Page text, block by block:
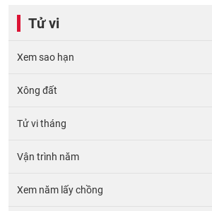
Tử vi
Xem sao hạn
Xông đất
Tử vi tháng
Vận trình năm
Xem năm lấy chồng